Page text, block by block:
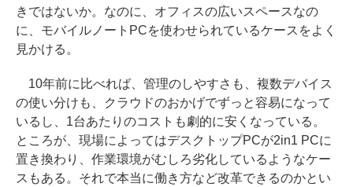
きではないか。なのに、オフィスの広いスペースなの
に、モバイルノートPCを使わせられているケースをよく
見かける。
10年前に比べれば、管理のしやすさも、複数デバイス
の使い分けも、クラウドのおかげでずっと容易になって
いるし、1台あたりのコストも劇的に安くなっている。
ところが、現場によってはデスクトップPCが2in1 PCに
置き換わり、作業環境がむしろ劣化しているようなケー
スもある。それで本当に働き方など改革できるのかとい